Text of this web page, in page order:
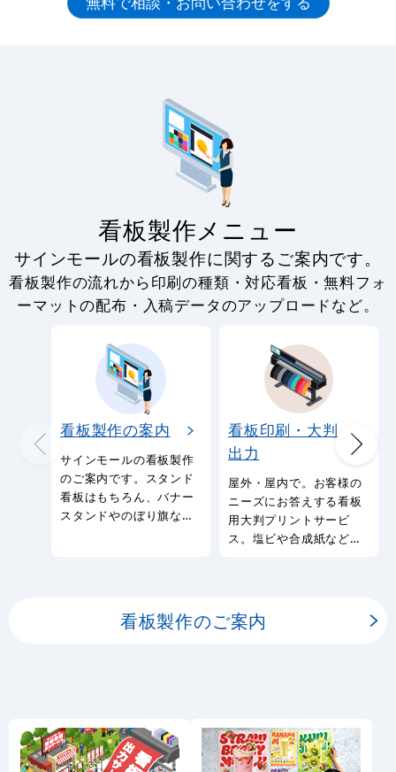
看板製作メニュー
サインモールの看板製作に関するご案内です。
看板製作の流れから印刷の種類・対応看板・無料フォ
ーマットの配布・入稿データのアップロードなど。
看板製作の案内
サインモールの看板製作
のご案内です。スタンド
看板はもちろん、バナー
スタンドやのぼり旗など
看板印刷・大判
出力
屋外・屋内で。お客様の
ニーズにお答えする看板
用大判プリントサービ
ス。塩ビや合成紙など看
看板製作のご案内